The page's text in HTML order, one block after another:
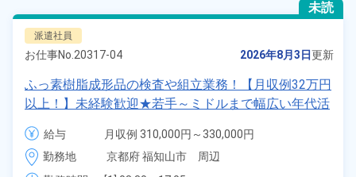
未読
派遣社員
お仕事No. 20317-04 2026年8月3日更新
ふっ素樹脂成形品の検査や組立業務！【月収例32万円
以上！】未経験歓迎★若手～ミドルまで幅広い年代活
躍中！正社員登用のチャンス♪日払いOK！年間休日
123日！《京都府福知山市》
給与
月収例 310,000円～330,000円
時給 1,400円～1,400円
勤務地
京都府 福知山市　周辺